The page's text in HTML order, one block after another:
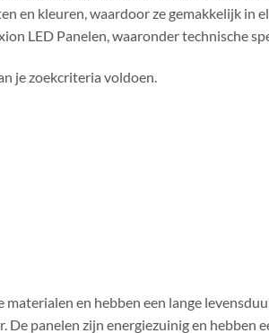
en kleuren, waardoor ze gemakkelijk in
LED Panelen, waaronder technische
je zoekcriteria voldoen.
en hebben een lange
De panelen zijn energiezuinig en hebben